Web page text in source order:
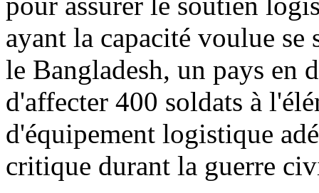
ayant la capacité voulue se
le Bangladesh, un pays en
d'affecter 400 soldats à
d'équipement logistique
critique durant la guerre